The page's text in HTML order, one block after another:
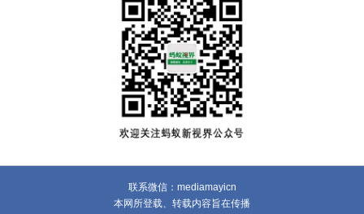
联系微信：mediamayicn
本网所登载、转载内容旨在传播